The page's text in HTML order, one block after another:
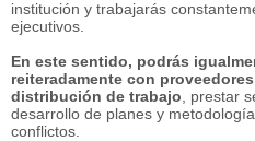
institución y trabajarás
ejecutivos.
En este sentido, podrás
reiteradamente con
distribución de trabajo , prestar
desarrollo de planes y
conflictos.